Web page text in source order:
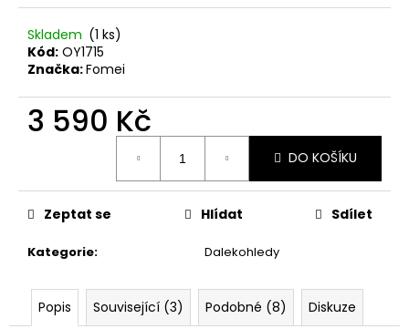
Skladem (1 ks)
Kód: OY1715
Značka:Fomei
3 590 Kč
DO KOŠÍKU
Kategorie: Dalekohledy
Zeptat se Hlídat Sdílet
Popis Související (3) Podobné (8) Diskuze
o
u
č
u
e
MAUSER
KŠILTOVKA
ZELENÁ